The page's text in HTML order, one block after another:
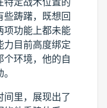
踌躇，既想回
项功能上都未能
力目前高度绑定
环境，他的自
里，展现出了